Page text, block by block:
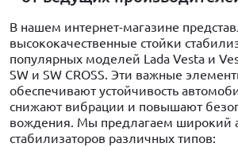
В нашем интернет-магазине
высококачественные стойки
популярных моделей Lada Vesta и
SW и SW CROSS. Эти важные
обеспечивают устойчивость
снижают вибрации и повышают
вождения. Мы предлагаем широкий
стабилизаторов различных типов: